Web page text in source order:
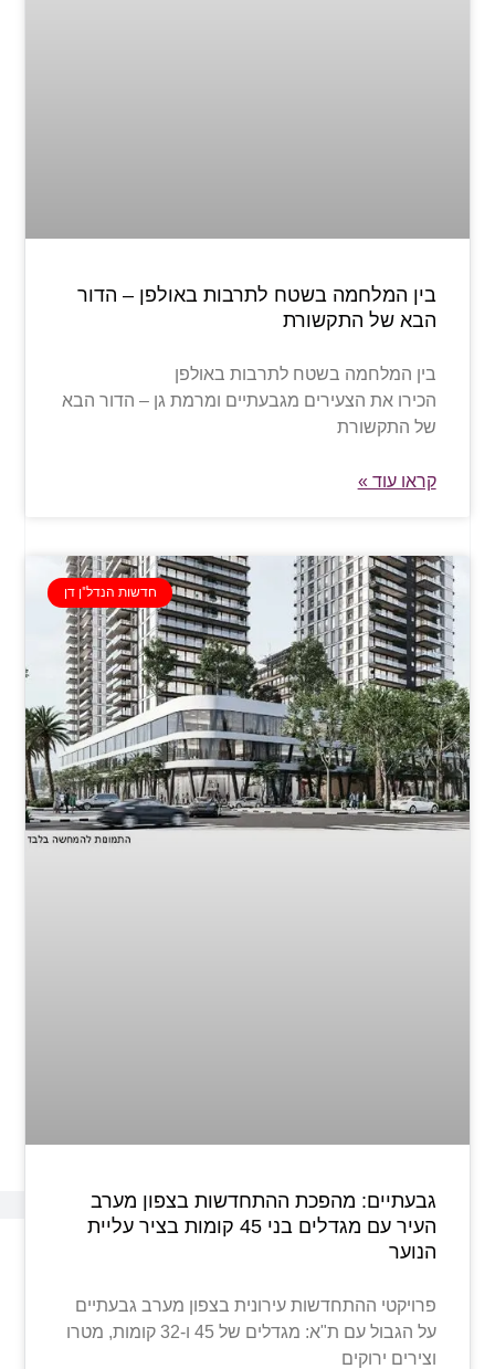
בין המלחמה בשטח לתרבות באולפן – הדור
הבא של התקשורת
בין המלחמה בשטח לתרבות באולפן
הכירו את הצעירים מגבעתיים ומרמת גן – הדור הבא
של התקשורת
קראו עוד »
חדשות הנדל"ן דן
גבעתיים: מהפכת ההתחדשות בצפון מערב
העיר עם מגדלים בני 45 קומות בציר עליית
הנוער
פרויקטי ההתחדשות עירונית בצפון מערב גבעתיים
על הגבול עם ת"א: מגדלים של 45 ו-32 קומות, מטרו
וצירים ירוקים